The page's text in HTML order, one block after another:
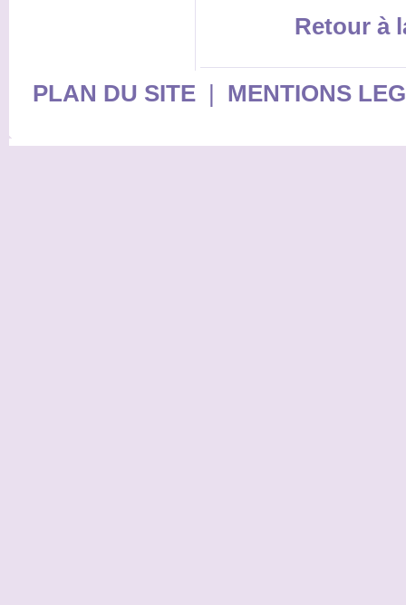
Retour à
PLAN DU SITE| MENTIONS